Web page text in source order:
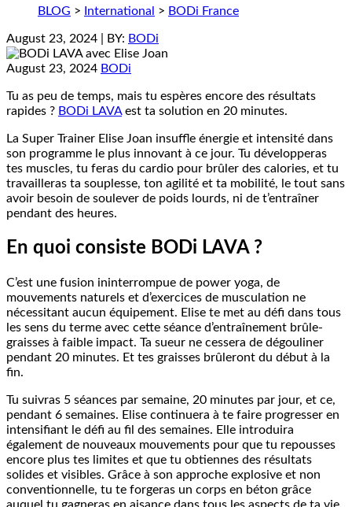
BLOG > International > BODi France
August 23, 2024 | BY: BODi
August 23, 2024 BODi
Tu as peu de temps, mais tu espères encore des résultats
rapides ? BODi LAVAest ta solution en 20 minutes.
La Super Trainer Elise Joan insuffle énergie et intensité dans
son programme le plus innovant à ce jour. Tu développeras
tes muscles, tu feras du cardio pour brûler des calories, et tu
travailleras ta souplesse, ton agilité et ta mobilité, le tout sans
avoir besoin de soulever de poids lourds, ni de t’entraîner
pendant des heures.
En quoi consiste BODi LAVA ?
C’est une fusion ininterrompue de power yoga, de
mouvements naturels et d’exercices de musculation ne
nécessitant aucun équipement. Elise te met au défi dans tous
les sens du terme avec cette séance d’entraînement brûle-
graisses à faible impact. Ta sueur ne cessera de dégouliner
pendant 20 minutes. Et tes graisses brûleront du début à la
fin.
Tu suivras 5 séances par semaine, 20 minutes par jour, et ce,
pendant 6 semaines. Elise continuera à te faire progresser en
intensifiant le défi au fil des semaines. Elle introduira
également de nouveaux mouvements pour que tu repousses
encore plus tes limites et que tu obtiennes des résultats
solides et visibles. Grâce à son approche explosive et non
conventionnelle, tu te forgeras un corps en béton grâce